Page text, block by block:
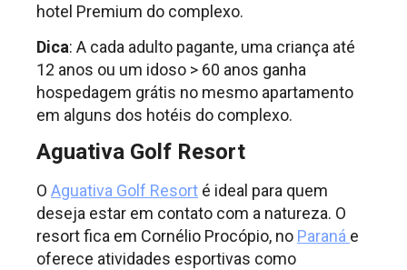
hotel Premium do complexo.
Dica: A cada adulto pagante, uma criança até
12 anos ou um idoso > 60 anos ganha
hospedagem grátis no mesmo apartamento
em alguns dos hotéis do complexo.
Aguativa Golf Resort
O Aguativa Golf Resort é ideal para quem
deseja estar em contato com a natureza. O
resort fica em Cornélio Procópio, no Paraná e
oferece atividades esportivas como